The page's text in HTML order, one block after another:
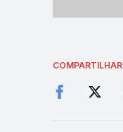
COMPARTILHAR